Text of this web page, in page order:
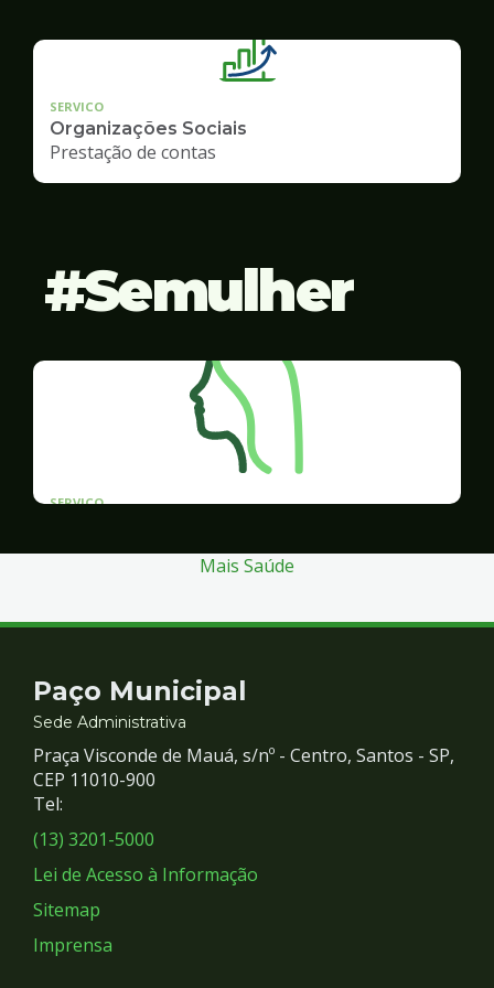
SERVICO
Organizações Sociais
Prestação de contas
Semulher
SERVICO
Mais Saúde
Contato
e
Redes
Sociais
Paço Municipal
Sede Administrativa
Praça Visconde de Mauá, s/nº - Centro, Santos - SP,
CEP 11010-900
Tel:
(13) 3201-5000
Lei de Acesso à Informação
Sitemap
Imprensa